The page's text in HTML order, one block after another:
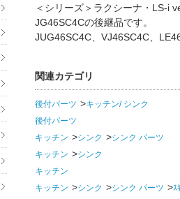
＜シリーズ＞ラクシーナ・LS-i
JG46SC4Cの後継品です。
JUG46SC4C、VJ46SC4C、
関連カテゴリ
後付パーツ
キッチン/ シンク
後付パーツ
キッチン
シンク
シンク パーツ
キッチン
シンク
キッチン
キッチン
シンク シンク パーツ
ｽ